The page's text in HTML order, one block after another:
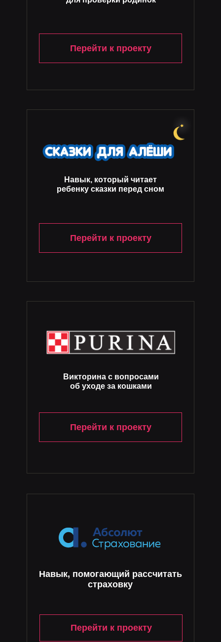
Перейти к проекту
Викторина с вопросами
об уходе за кошками
Перейти к проекту
Навык, который читает
ребенку сказки перед сном
Перейти к проекту
Навык, помогающий рассчитать
страховку
Перейти к проекту